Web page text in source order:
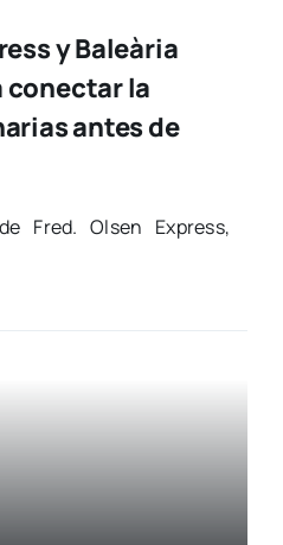
y Baleària
conectar la
antes de
Fred. Olsen Express,